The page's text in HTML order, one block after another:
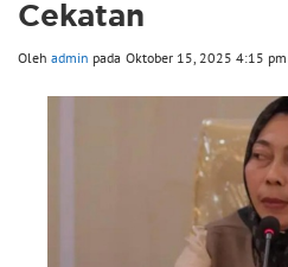
Cekatan
Oleh admin pada Oktober 15, 2025 4:15 pm